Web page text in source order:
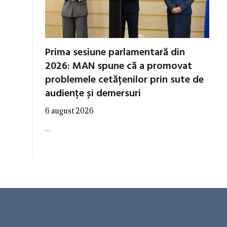
Prima sesiune parlamentară din
2026: MAN spune că a promovat
problemele cetățenilor prin sute de
audiențe și demersuri
6 august 2026
…